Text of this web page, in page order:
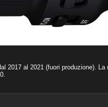
2017 al 2021 (fuori produzione).
.